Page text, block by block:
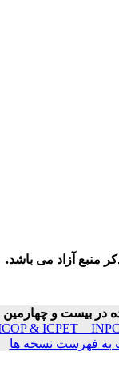
منبع آزاد می باشد.
در بیست و چهارمین
ICOP & ICPET _
فهرست نسخه ها